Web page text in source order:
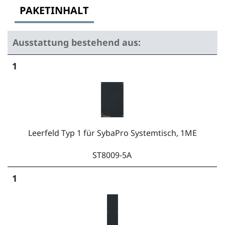
PAKETINHALT
Ausstattung bestehend aus:
1
Leerfeld Typ 1 für SybaPro Systemtisch, 1ME
ST8009-5A
1